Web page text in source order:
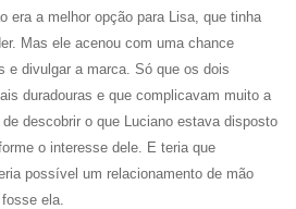
era a melhor opção para Lisa, que tinha
Mas ele acenou com uma chance
e divulgar a marca. Só que os dois
duradouras e que complicavam muito a
descobrir o que Luciano estava disposto
o interesse dele. E teria que
possível um relacionamento de mão
ela.